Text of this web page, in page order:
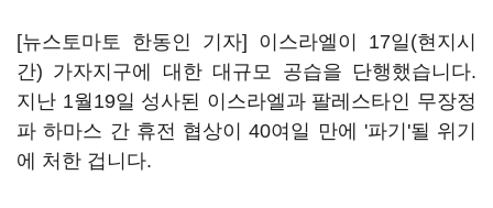
[뉴스토마토 한동인 기자] 이스라엘이 17일(현지시
간) 가자지구에 대한 대규모 공습을 단행했습니다.
지난 1월19일 성사된 이스라엘과 팔레스타인 무장정
파 하마스 간 휴전 협상이 40여일 만에 '파기'될 위기
에 처한 겁니다.